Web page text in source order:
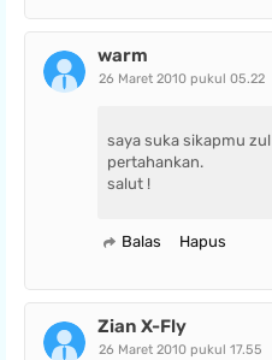
warm
26 Maret 2010 pukul 05.22
saya suka sikapmu zul
pertahankan.
salut !
Balas Hapus
Zian X-Fly
26 Maret 2010 pukul 17.55